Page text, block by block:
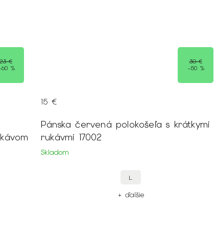
23 €
%
30 €
–50 %
Pánska červená polokošeľa s krátkymi
rukávmi 17002
Skladom
15 €
L
+ ďalšie